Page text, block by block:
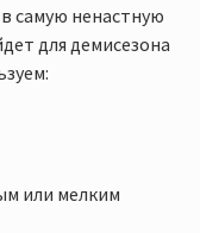
самую ненастную
для демисезона
или мелким